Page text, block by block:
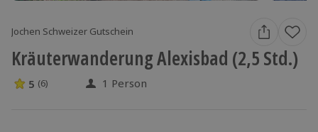
Jochen Schweizer Gutschein
Kräuterwanderung Alexisbad (2,5 Std.)
5 Sterne von 5 aus 6 Bewertungen
5 (6) 1 Person